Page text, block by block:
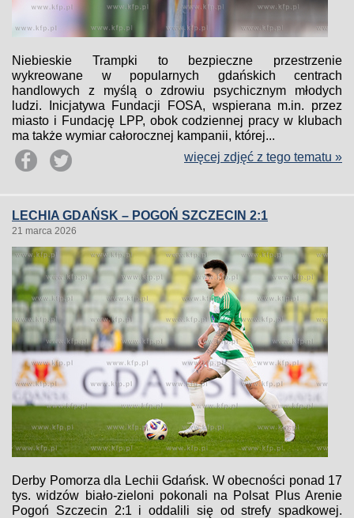
Niebieskie Trampki to bezpieczne przestrzenie
wykreowane w popularnych gdańskich centrach
handlowych z myślą o zdrowiu psychicznym młodych
ludzi. Inicjatywa Fundacji FOSA, wspierana m.in. przez
miasto i Fundację LPP, obok codziennej pracy w klubach
ma także wymiar całorocznej kampanii, której...
więcej zdjęć z tego tematu »
LECHIA GDAŃSK – POGOŃ SZCZECIN 2:1
21 marca 2026
Derby Pomorza dla Lechii Gdańsk. W obecności ponad 17
tys. widzów biało-zieloni pokonali na Polsat Plus Arenie
Pogoń Szczecin 2:1 i oddalili się od strefy spadkowej.